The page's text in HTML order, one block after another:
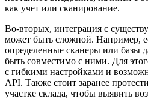
как учет или сканирование.
Во-вторых, интеграция с
может быть сложной. Например,
определенные сканеры или
быть совместимо с ними. Для
с гибкими настройками и
API. Также стоит заранее
участке склада, чтобы выявить